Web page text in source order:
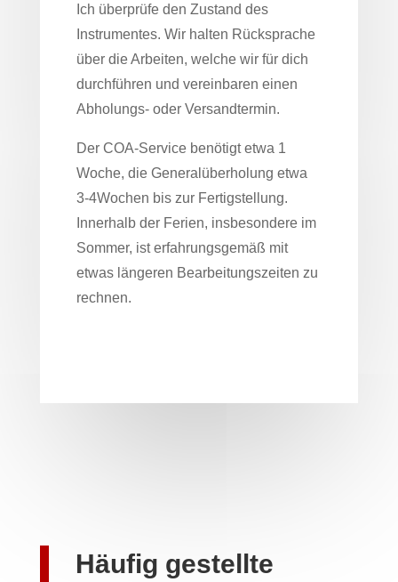
Ich überprüfe den Zustand des
Instrumentes. Wir halten Rücksprache
über die Arbeiten, welche wir für dich
durchführen und vereinbaren einen
Abholungs- oder Versandtermin.
Der COA-Service benötigt etwa 1
Woche, die Generalüberholung etwa
3-4Wochen bis zur Fertigstellung.
Innerhalb der Ferien, insbesondere im
Sommer, ist erfahrungsgemäß mit
etwas längeren Bearbeitungszeiten zu
rechnen.
Häufig gestellte